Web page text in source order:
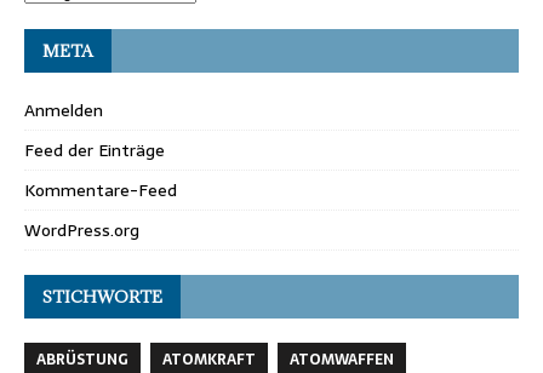
META
Anmelden
Feed der Einträge
Kommentare-Feed
WordPress.org
STICHWORTE
ABRÜSTUNG ATOMKRAFT
ATOMWAFFEN